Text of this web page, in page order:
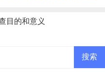
目的和意义